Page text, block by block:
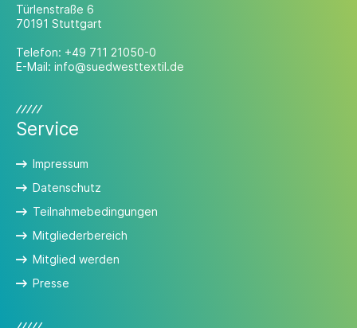
Türlenstraße 6
70191 Stuttgart
Telefon: +49 711 21050-0
E-Mail: info@suedwesttextil.de
Service
Impressum
Datenschutz
Teilnahmebedingungen
Mitgliederbereich
Mitglied werden
Presse